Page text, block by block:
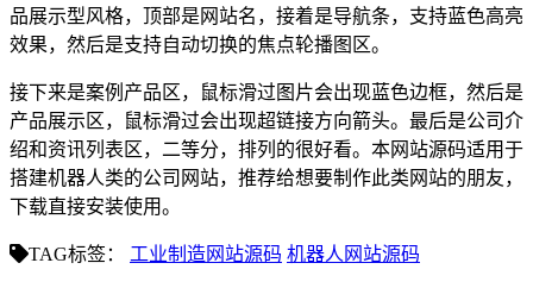
品展示型风格，顶部是网站名，接着是导航条，支持蓝色高亮
效果，然后是支持自动切换的焦点轮播图区。
接下来是案例产品区，鼠标滑过图片会出现蓝色边框，然后是
产品展示区，鼠标滑过会出现超链接方向箭头。最后是公司介
绍和资讯列表区，二等分，排列的很好看。本网站源码适用于
搭建机器人类的公司网站，推荐给想要制作此类网站的朋友，
下载直接安装使用。
TAG标签： 工业制造网站源码 机器人网站源码